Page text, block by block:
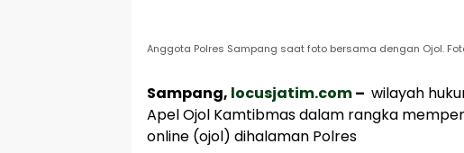
Anggota Polres Sampang saat foto bersama dengan Ojol.
Sampang, locusjatim.com– wilayah
Apel Ojol Kamtibmas dalam rangka
online (ojol) dihalaman Polres